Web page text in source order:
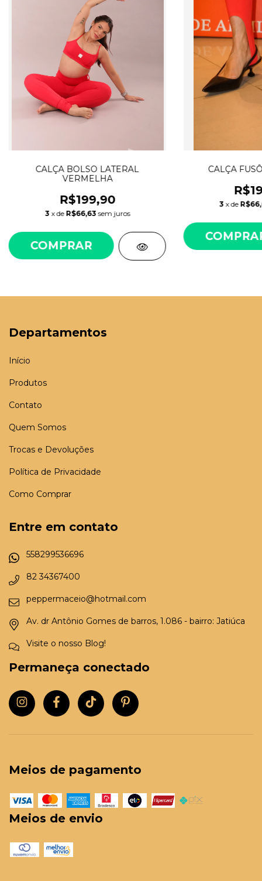
CALÇA BOLSO LATERAL
VERMELHA
R$199,90
3 x de R$66,63 sem juros
COMPRAR
CALÇA
3 x de
Departamentos
Início
Produtos
Contato
Quem Somos
Trocas e Devoluções
Política de Privacidade
Como Comprar
Entre em contato
558299536696
82 34367400
peppermaceio@hotmail.com
Av. dr Antônio Gomes de barros, 1.086 - bairro: Jatiúca
Visite o nosso Blog!
Permaneça conectado
Meios de pagamento
Meios de envio